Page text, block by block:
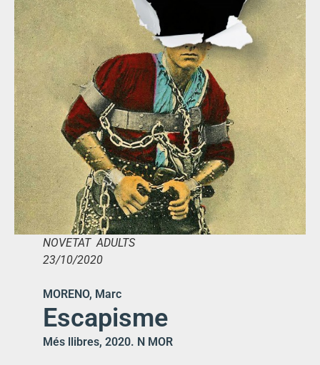
NOVETAT ADULTS
23/10/2020
MORENO, Marc
Escapisme
Més llibres, 2020. N MOR